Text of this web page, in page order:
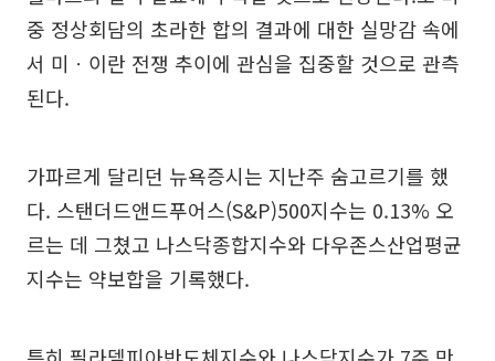
중 정상회담의 초라한 합의 결과에 대한 실망감 속에
서 미ㆍ이란 전쟁 추이에 관심을 집중할 것으로 관측
된다.
가파르게 달리던 뉴욕증시는 지난주 숨고르기를 했
다. 스탠더드앤드푸어스(S&P)500지수는 0.13% 오
르는 데 그쳤고 나스닥종합지수와 다우존스산업평균
지수는 약보합을 기록했다.